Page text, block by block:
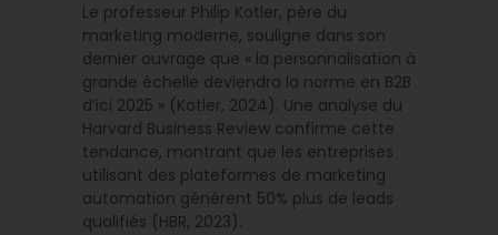
Le professeur Philip Kotler, père du
marketing moderne, souligne dans son
dernier ouvrage que « la personnalisation à
grande échelle deviendra la norme en B2B
d’ici 2025 » (Kotler, 2024). Une analyse du
Harvard Business Review confirme cette
tendance, montrant que les entreprises
utilisant des plateformes de marketing
automation génèrent 50% plus de leads
qualifiés (HBR, 2023).